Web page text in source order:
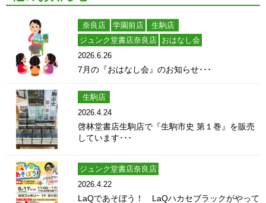
奈良店 学園前店
生駒店
ジュンク堂書店奈良店 おはなし会
2026.6.26
7月の『おはなし会』のお知らせ･･･
生駒店
2026.4.24
啓林堂書店生駒店で『生駒市史 第１巻』を販売
しています･･･
ジュンク堂書店奈良店
2026.4.22
LaQであそぼう！ LaQハカセブラックがやって